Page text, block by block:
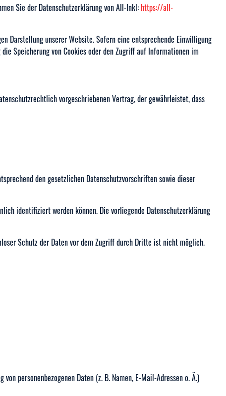
Sie der Datenschutzerklärung von All-Inkl: https://all-
Darstellung unserer Website. Sofern eine entsprechende Einwilligung
Speicherung von Cookies oder den Zugriff auf Informationen im
vorgeschriebenen Vertrag, der gewährleistet, dass
den gesetzlichen Datenschutzvorschriften sowie dieser
identifiziert werden können. Die vorliegende Datenschutzerklärung
Schutz der Daten vor dem Zugriff durch Dritte ist nicht möglich.
personenbezogenen Daten (z. B. Namen, E-Mail-Adressen o. Ä.)